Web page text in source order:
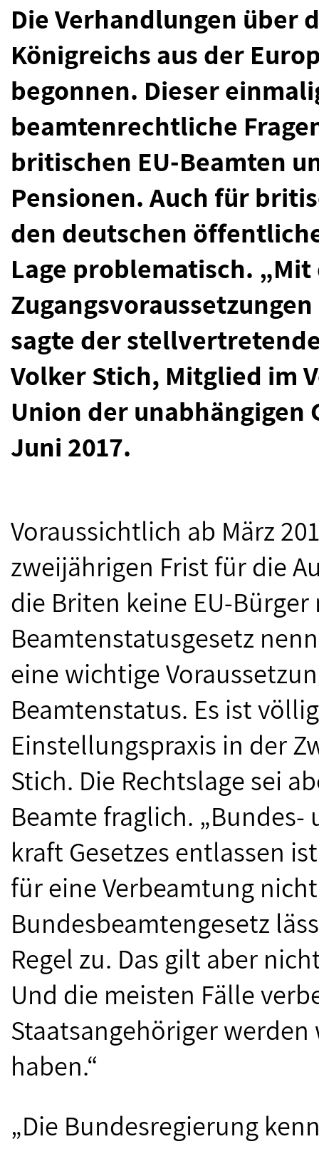
Die Verhandlungen über
Königreichs aus der
begonnen. Dieser
beamtenrechtliche
britischen EU-Beamten
Pensionen. Auch für
den deutschen
Lage problematisch.
sagte der
Volker Stich, Mitglied im
Union der unabhängigen
Juni 2017.
Voraussichtlich ab März
zweijährigen Frist für die
die Briten keine EU-
Beamtenstatusgesetz
eine wichtige
Beamtenstatus. Es ist
Einstellungspraxis in der
Stich. Die Rechtslage sei
Beamte fraglich.
kraft Gesetzes entlassen
für eine Verbeamtung
Bundesbeamtengesetz
Regel zu. Das gilt aber
Und die meisten Fälle
Staatsangehöriger
haben.“
„Die Bundesregierung